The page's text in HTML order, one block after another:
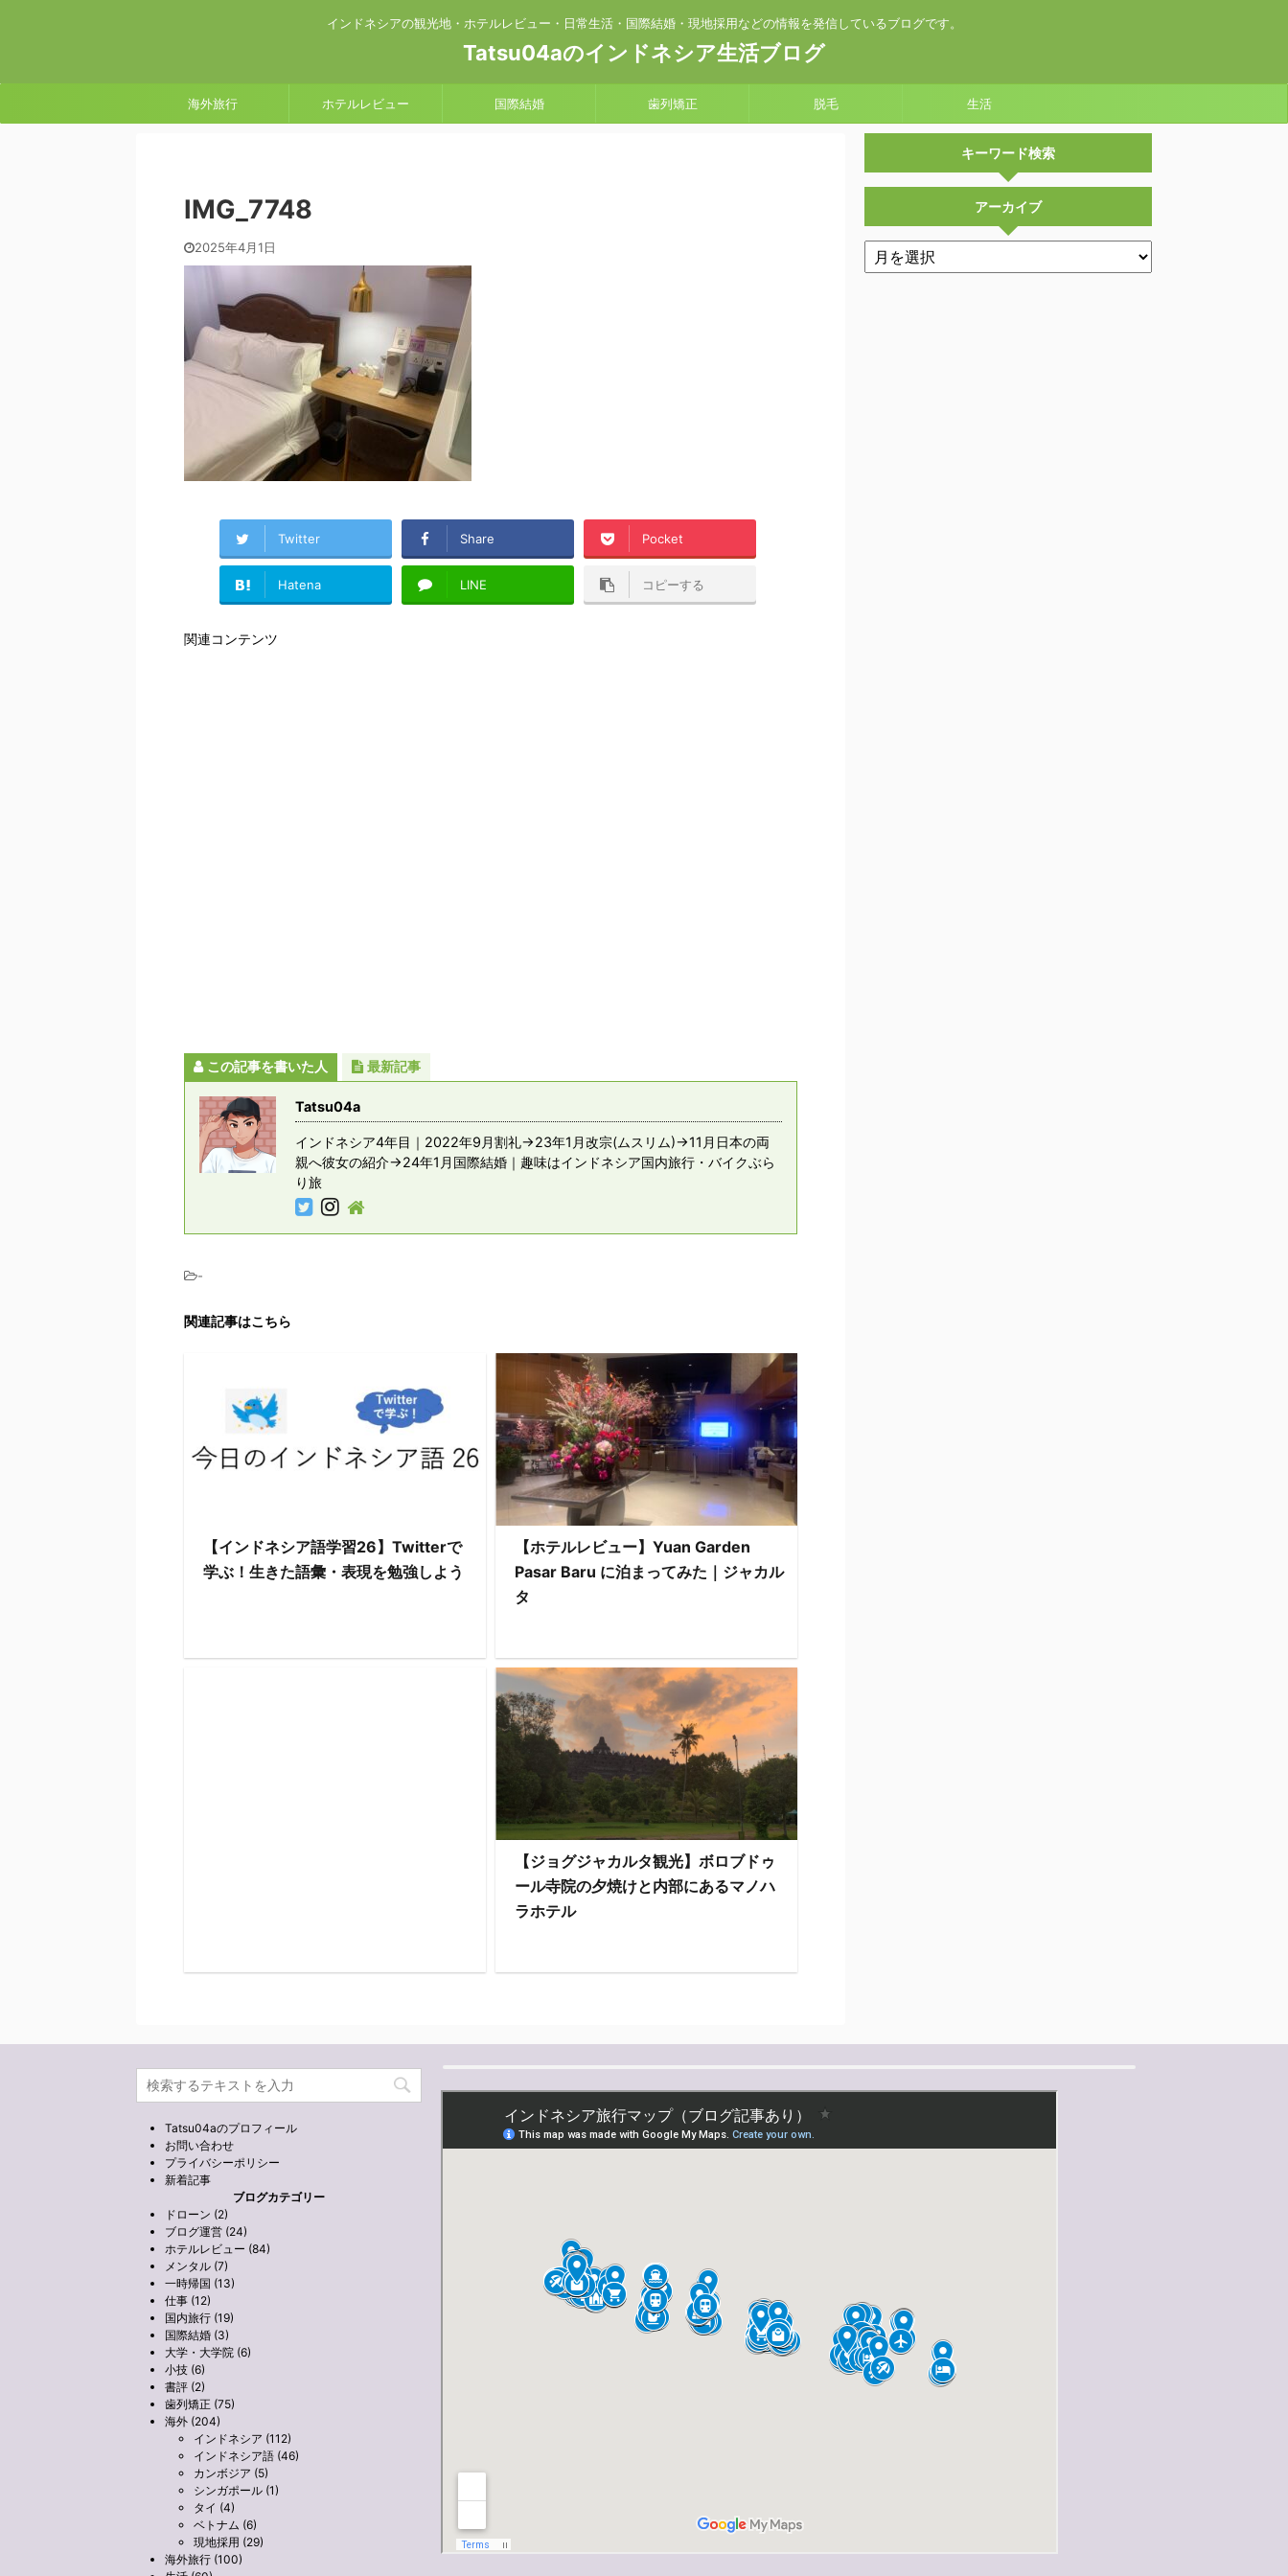
インドネシアの観光地・ホテルレビュー・日常生活・国際結婚・現地採用などの情報を発信しているブログです。
Tatsu04aのインドネシア生活ブログ
海外旅行 ホテルレビュー 国際結婚 歯列矯正 脱毛 生活
IMG_7748
2025年4月1日
Twitter Share Pocket
Hatena LINE コピーする
関連コンテンツ
この記事を書いた人 最新記事
Tatsu04a
インドネシア4年目｜2022年9月割礼→23年1月改宗(ムスリム)→11月日本の両
親へ彼女の紹介→24年1月国際結婚｜趣味はインドネシア国内旅行・バイクぶら
り旅
-
関連記事はこちら
【インドネシア語学習26】Twitterで
学ぶ！生きた語彙・表現を勉強しよう
【ホテルレビュー】Yuan Garden
Pasar Baru に泊まってみた｜ジャカル
タ
【ジョグジャカルタ観光】ボロブドゥ
ール寺院の夕焼けと内部にあるマノハ
ラホテル
キーワード検索
アーカイブ
Tatsu04aのプロフィール
お問い合わせ
プライバシーポリシー
新着記事
ブログカテゴリー
ドローン (2)
ブログ運営 (24)
ホテルレビュー (84)
メンタル (7)
一時帰国 (13)
仕事 (12)
国内旅行 (19)
国際結婚 (3)
大学・大学院 (6)
小技 (6)
書評 (2)
歯列矯正 (75)
海外 (204)
インドネシア (112)
インドネシア語 (46)
カンボジア (5)
シンガポール (1)
タイ (4)
ベトナム (6)
現地採用 (29)
海外旅行 (100)